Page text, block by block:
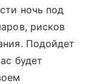
ночь под
рисков
Подойдет
будет